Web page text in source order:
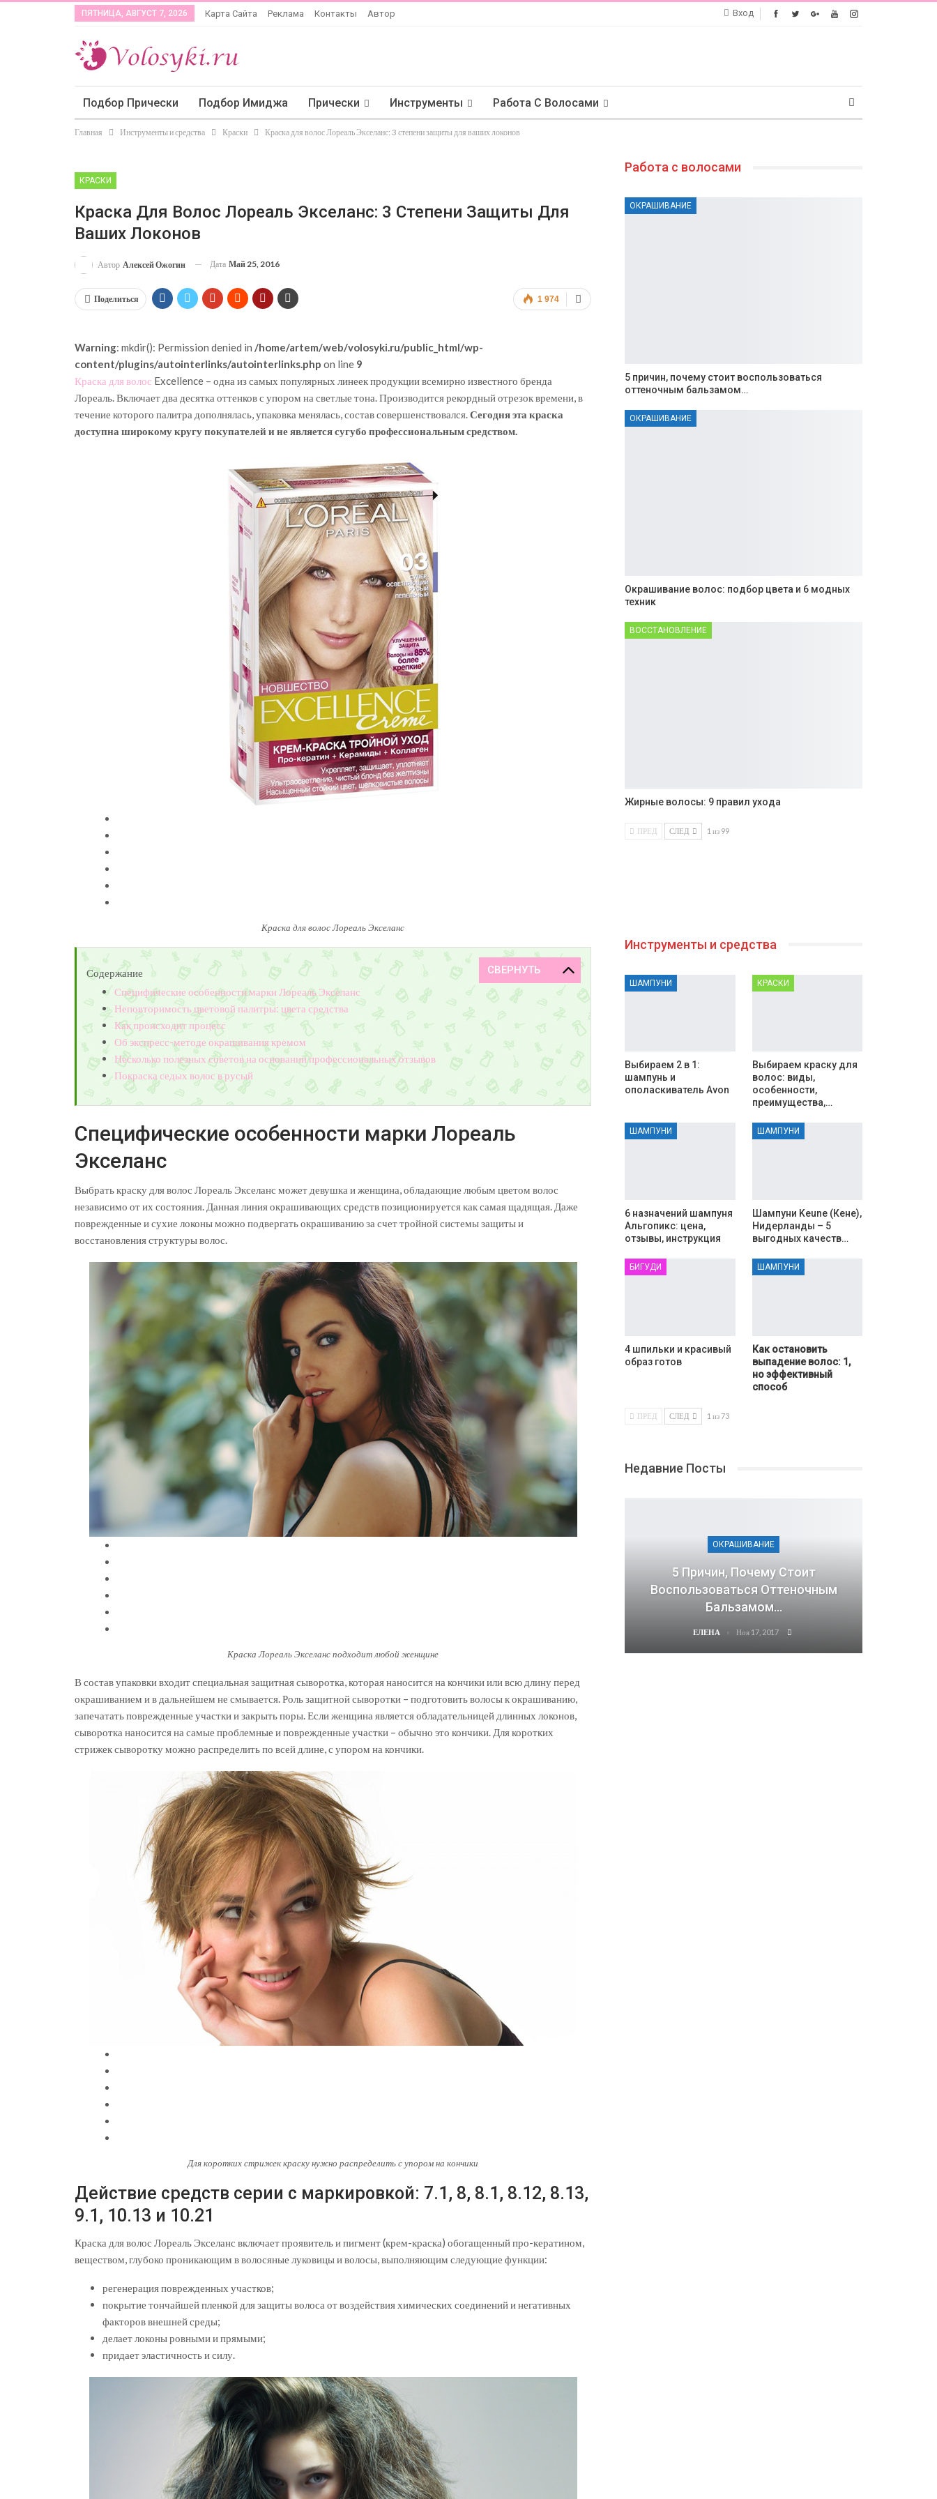
Вход
ПЯТНИЦА, АВГУСТ 7, 2026 Карта Сайта Реклама Контакты Автор
Подбор Прически Подбор Имиджа Прически Инструменты Работа С Волосами
Главная Инструменты и средства Краски Краска для волос Лореаль Экселанс: 3 степени защиты для ваших локонов
КРАСКИ
Краска Для Волос Лореаль Экселанс: 3 Степени Защиты Для
Ваших Локонов
Автор Алексей Ожогин Дата Май 25, 2016
1 974
Поделиться
Warning: mkdir(): Permission denied in /home/artem/web/volosyki.ru/public_html/wp-
content/plugins/autointerlinks/autointerlinks.php on line 9
Краска для волос Excellence – одна из самых популярных линеек продукции всемирно известного бренда
Лореаль. Включает два десятка оттенков с упором на светлые тона. Производится рекордный отрезок времени, в
течение которого палитра дополнялась, упаковка менялась, состав совершенствовался.Сегодня эта краска
доступна широкому кругу покупателей и не является сугубо профессиональным средством.
Краска для волос Лореаль Экселанс
Содержание
Специфические особенности марки Лореаль Экселанс
Неповторимость цветовой палитры: цвета средства
Как происходит процесс
Об экспресс-методе окрашивания кремом
Несколько полезных советов на основании профессиональных отзывов
Покраска седых волос в русый
Специфические особенности марки Лореаль
Экселанс
Выбрать краску для волос Лореаль Экселанс может девушка и женщина, обладающие любым цветом волос
независимо от их состояния. Данная линия окрашивающих средств позиционируется как самая щадящая. Даже
поврежденные и сухие локоны можно подвергать окрашиванию за счет тройной системы защиты и
восстановления структуры волос.
Краска Лореаль Экселанс подходит любой женщине
В состав упаковки входит специальная защитная сыворотка, которая наносится на кончики или всю длину перед
окрашиванием и в дальнейшем не смывается. Роль защитной сыворотки – подготовить волосы к окрашиванию,
запечатать поврежденные участки и закрыть поры. Если женщина является обладательницей длинных локонов,
сыворотка наносится на самые проблемные и поврежденные участки – обычно это кончики. Для коротких
стрижек сыворотку можно распределить по всей длине, с упором на кончики.
Для коротких стрижек краску нужно распределить с упором на кончики
Действие средств серии с маркировкой: 7.1, 8, 8.1, 8.12, 8.13,
9.1, 10.13 и 10.21
Краска для волос Лореаль Экселанс включает проявитель и пигмент (крем-краска) обогащенный про-кератином,
веществом, глубоко проникающим в волосяные луковицы и волосы, выполняющим следующие функции:
регенерация поврежденных участков;
покрытие тончайшей пленкой для защиты волоса от воздействия химических соединений и негативных
факторов внешней среды;
делает локоны ровными и прямыми;
придает эластичность и силу.
Работа с волосами
ОКРАШИВАНИЕ
5 причин, почему стоит воспользоваться
оттеночным бальзамом…
ОКРАШИВАНИЕ
Окрашивание волос: подбор цвета и 6 модных
техник
ВОССТАНОВЛЕНИЕ
Жирные волосы: 9 правил ухода
ПРЕД СЛЕД 1 из 99
Инструменты и средства
ШАМПУНИ
Выбираем 2 в 1:
шампунь и
ополаскиватель Avon
КРАСКИ
Выбираем краску для
волос: виды,
особенности,
преимущества,…
ШАМПУНИ
6 назначений шампуня
Альгопикс: цена,
отзывы, инструкция
ШАМПУНИ
Шампуни Keune (Кене),
Нидерланды – 5
выгодных качеств…
БИГУДИ
4 шпильки и красивый
образ готов
ШАМПУНИ
Как остановить
выпадение волос: 1,
но эффективный
способ
ПРЕД СЛЕД 1 из 73
Недавние Посты
ОКРАШИВАНИЕ
5 Причин, Почему Стоит
Воспользоваться Оттеночным
Бальзамом…
ЕЛЕНА Ноя 17, 2017